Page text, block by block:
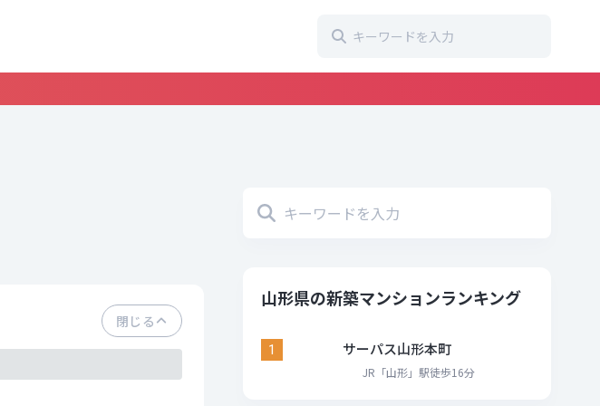
閉じる
山形県の新築マンションランキング
1 サーパス山形本町
JR「山形」駅徒歩16分